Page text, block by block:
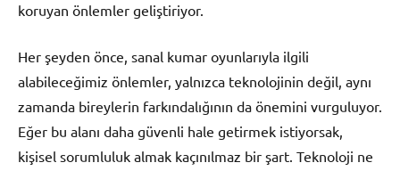
koruyan önlemler geliştiriyor.
Her şeyden önce, sanal kumar oyunlarıyla ilgili
alabileceğimiz önlemler, yalnızca teknolojinin değil, aynı
zamanda bireylerin farkındalığının da önemini vurguluyor.
Eğer bu alanı daha güvenli hale getirmek istiyorsak,
kişisel sorumluluk almak kaçınılmaz bir şart. Teknoloji ne